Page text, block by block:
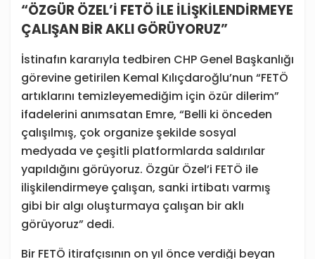
“ÖZGÜR ÖZEL’İ FETÖ İLE İLİŞKİLENDİRMEYE
ÇALIŞAN BİR AKLI GÖRÜYORUZ”
İstinafın kararıyla tedbiren CHP Genel Başkanlığı
görevine getirilen Kemal Kılıçdaroğlu’nun “FETÖ
artıklarını temizleyemediğim için özür dilerim”
ifadelerini anımsatan Emre, “Belli ki önceden
çalışılmış, çok organize şekilde sosyal
medyada ve çeşitli platformlarda saldırılar
yapıldığını görüyoruz. Özgür Özel’i FETÖ ile
ilişkilendirmeye çalışan, sanki irtibatı varmış
gibi bir algı oluşturmaya çalışan bir aklı
görüyoruz” dedi.
Bir FETÖ itirafçısının on yıl önce verdiği beyan